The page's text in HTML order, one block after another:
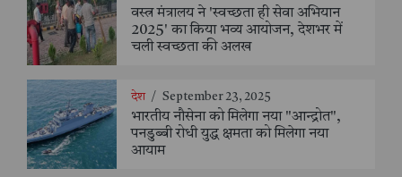
वस्त्र मंत्रालय ने 'स्वच्छता ही सेवा अभियान
2025' का किया भव्य आयोजन, देशभर में
चली स्वच्छता की अलख
देश / September 23, 2025
भारतीय नौसेना को मिलेगा नया "आन्द्रोत",
पनडुब्बी रोधी युद्ध क्षमता को मिलेगा नया
आयाम